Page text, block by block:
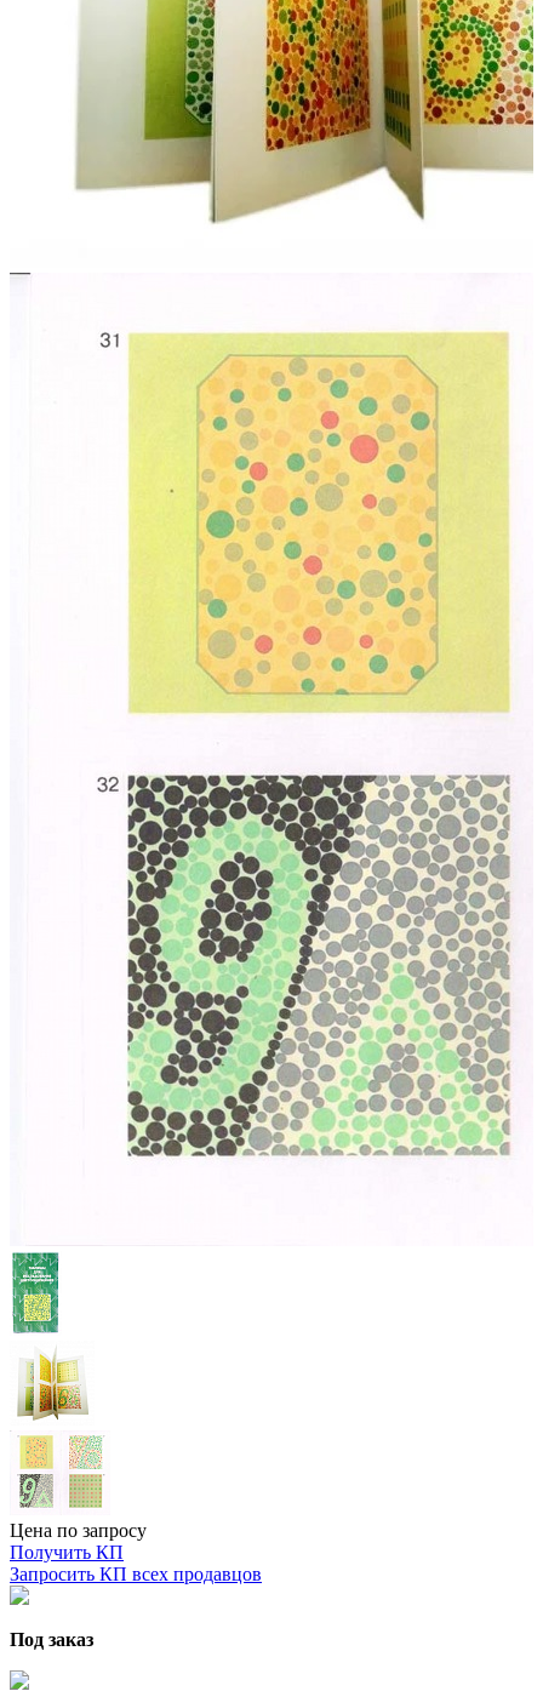
Цена по запросу
Получить КП
Запросить КП всех продавцов
Под заказ